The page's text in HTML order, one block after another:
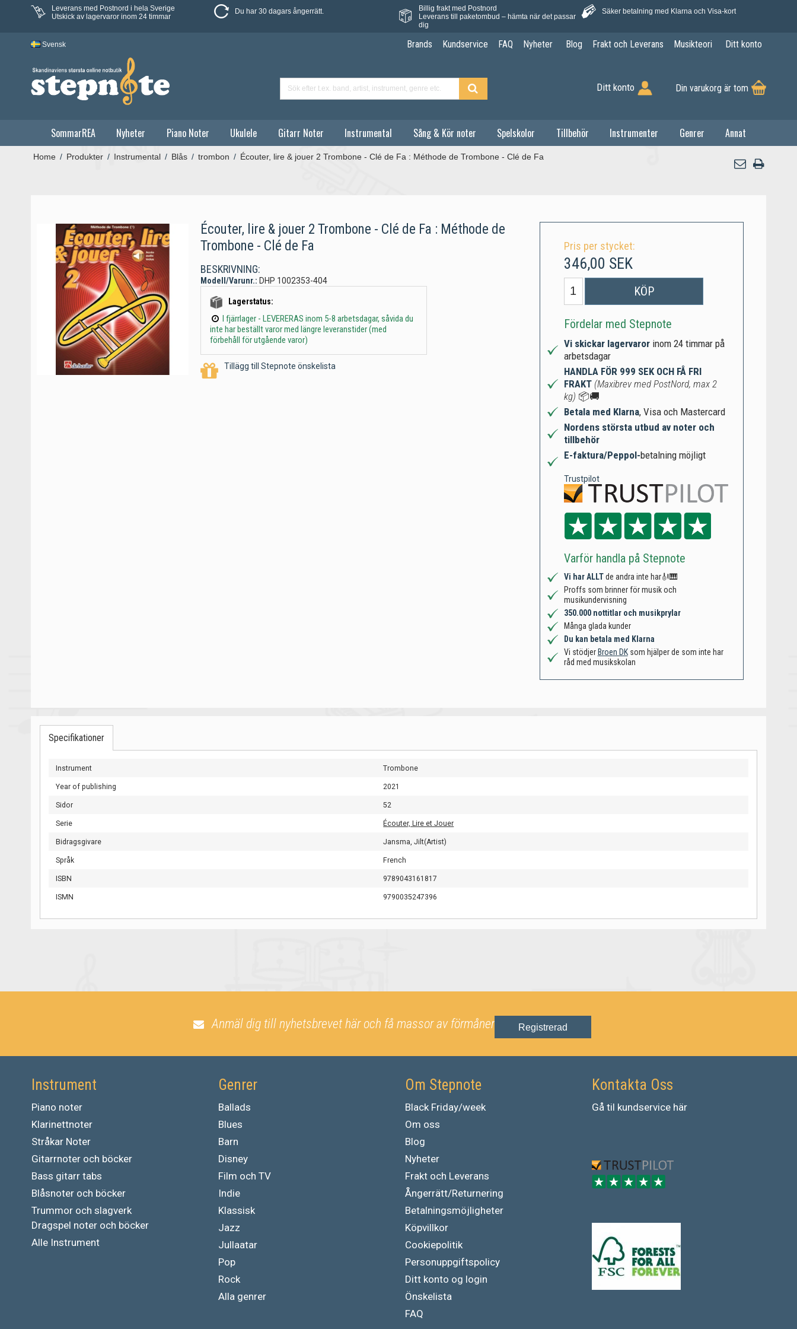
Leverans med Postnord i hela Sverige
Utskick av lagervaror inom 24 timmar
Du har 30 dagars ångerrätt.
Billig frakt med Postnord
Leverans till paketombud – hämta när det passar
dig
Säker betalning med Klarna och Visa-kort
Svensk Brands Kundservice FAQ Nyheter Blog Frakt och Leverans Musikteori Ditt konto
Ditt konto Din varukorg är tom
SommarREA Nyheter Piano Noter Ukulele Gitarr Noter Instrumental Sång & Kör noter Spelskolor Tillbehör Instrumenter Genrer Annat
Home / Produkter / Instrumental / Blås / trombon / Écouter, lire & jouer 2 Trombone - Clé de Fa : Méthode de Trombone - Clé de Fa
Écouter, lire & jouer 2 Trombone - Clé de Fa : Méthode de
Trombone - Clé de Fa
BESKRIVNING:
Modell/Varunr.: DHP 1002353-404
Lagerstatus:
I fjärrlager - LEVERERAS inom 5-8 arbetsdagar, såvida du
inte har beställt varor med längre leveranstider (med
förbehåll för utgående varor)
Tillägg till Stepnote önskelista
Pris per stycket:
346,00 SEK
KÖP
Fördelar med Stepnote
Vi skickar lagervaror inom 24 timmar på
arbetsdagar
HANDLA FÖR 999 SEK OCH FÅ FRI
FRAKT (Maxibrev med PostNord, max 2
kg) 📦🚚
Betala med Klarna, Visa och Mastercard
Nordens största utbud av noter och
tillbehör
E-faktura/Peppol-betalning möjligt
Trustpilot
Varför handla på Stepnote
Vi har ALLTde andra inte har🎻🎹
Proffs som brinner för musik och
musikundervisning
350.000 nottitlar och musikprylar
Många glada kunder
Du kan betala med Klarna
Vi stödjer Broen DKsom hjälper de som inte har
råd med musikskolan
Specifikationer
Instrument Trombone
Year of publishing 2021
Sidor 52
Serie Écouter, Lire et Jouer
Bidragsgivare Jansma, Jilt(Artist)
Språk French
ISBN 9789043161817
ISMN 9790035247396
Anmäl dig till nyhetsbrevet här och få massor av förmåner Registrerad
Instrument
Piano noter
Klarinettnoter
Stråkar Noter
Gitarrnoter och böcker
Bass gitarr tabs
Blåsnoter och böcker
Trummor och slagverk
Dragspel noter och böcker
Alle Instrument
Genrer
Ballads
Blues
Barn
Disney
Film och TV
Indie
Klassisk
Jazz
Jullaatar
Pop
Rock
Alla genrer
Om Stepnote
Black Friday/week
Om oss
Blog
Nyheter
Frakt och Leverans
Ångerrätt/Returnering
Betalningsmöjligheter
Köpvillkor
Cookiepolitik
Personuppgiftspolicy
Ditt konto og login
Önskelista
FAQ
Kontakta Oss
Gå til kundservice här